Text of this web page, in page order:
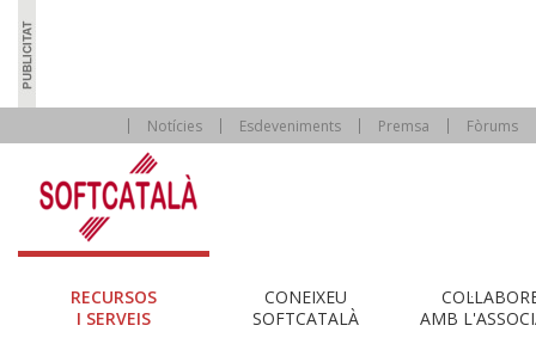
Notícies Esdeveniments Premsa Fòrums
RECURSOS
I SERVEIS
CONEIXEU
SOFTCATALÀ
AMB